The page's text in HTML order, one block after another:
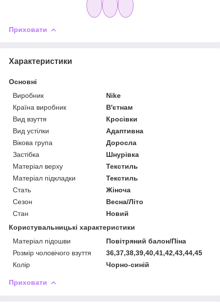
Приховати
Характеристики
Основні
Виробник
Nike
Країна виробник
В'єтнам
Вид взуття
Кросівки
Вид устілки
Адаптивна
Вікова група
Доросла
Застібка
Шнурівка
Матеріал верху
Текстиль
Матеріал підкладки
Текстиль
Стать
Жіноча
Сезон
Весна/Літо
Стан
Новий
Користувальницькі характеристики
Матеріал підошви
Повітряний балон/Піна
Розмір чоловічого взуття
36,37,38,39,40,41,42,43,44,45
Колір
Чорно-синій
Приховати